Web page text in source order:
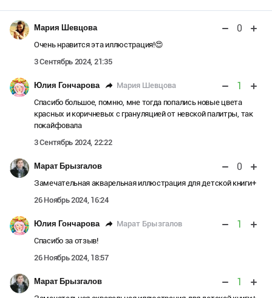
Мария Шевцова 0
Очень нравится эта иллюстрация!😍
3 Сентябрь 2024, 21:35
Юлия Гончарова Мария Шевцова 1
Спасибо большое, помню, мне тогда попались новые цвета
красных и коричневых с грануляцией от невской палитры, так
покайфовала
3 Сентябрь 2024, 22:22
Марат Брызгалов 0
Замечательная акварельная иллюстрация для детской книги+
26 Ноябрь 2024, 16:24
Юлия Гончарова Марат Брызгалов 1
Спасибо за отзыв!
26 Ноябрь 2024, 18:57
Марат Брызгалов 1